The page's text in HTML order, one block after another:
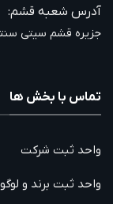
آدرس شعبه قشم:
جزیره قشم سیتی سنتر
تماس با بخش ها
واحد ثبت شرکت
واحد ثبت برند و لوگو